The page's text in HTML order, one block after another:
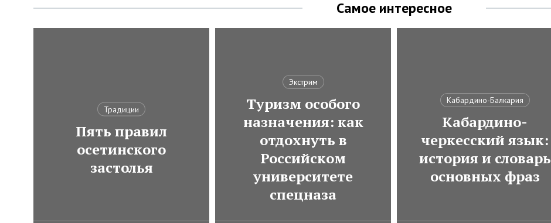
Самое интересное
Традиции
Пять правил
осетинского
застолья
Экстрим
Туризм особого
назначения: как
отдохнуть в
Российском
университете
спецназа
Кабардино-Балкария
Кабардино-
черкесский язык:
история и словарь
основных фраз